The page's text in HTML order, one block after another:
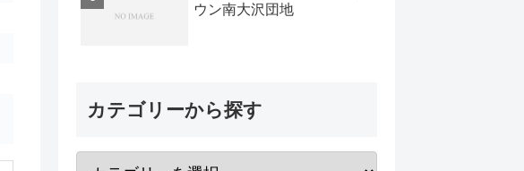
ウン南大沢団地
カテゴリーから探す